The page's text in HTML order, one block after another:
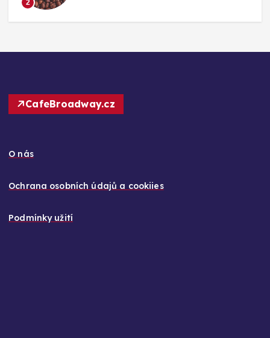
3
CafeBroadway.cz
O nás
Ochrana osobních údajů a cookiies
Podmínky užití